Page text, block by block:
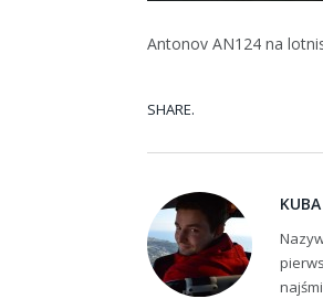
Antonov AN124 na
SHARE.